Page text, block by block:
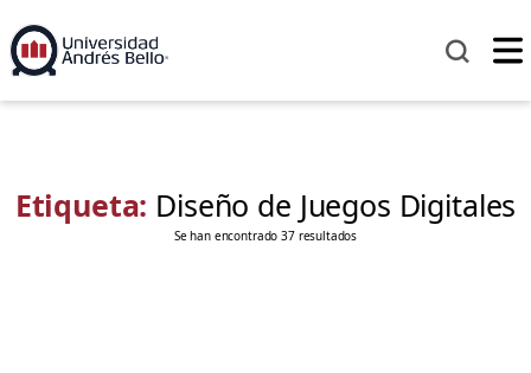
Etiqueta: Diseño de Juegos Digitales
Se han encontrado 37 resultados